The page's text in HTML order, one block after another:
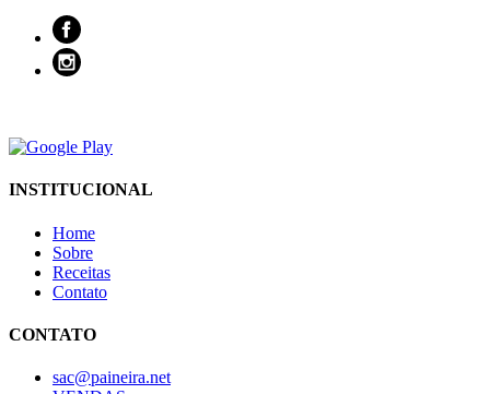
INSTITUCIONAL
Home
Sobre
Receitas
Contato
CONTATO
sac@paineira.net